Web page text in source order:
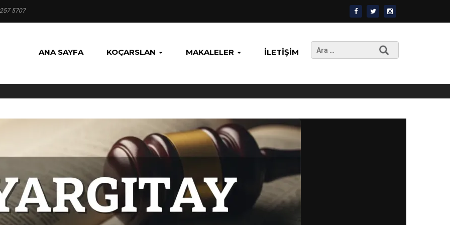
5707
ANA SAYFA KOÇARSLAN MAKALELER İLETIŞIM
Arama: